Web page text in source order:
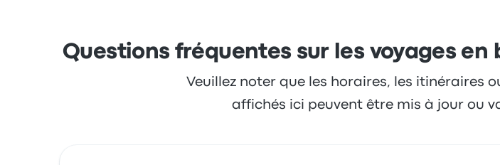
Questions fréquentes sur les voyages en
Veuillez noter que les horaires, les itinéraires
affichés ici peuvent être mis à jour ou